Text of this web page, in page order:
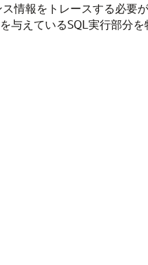
情報をトレースする必要が
与えているSQL実行部分